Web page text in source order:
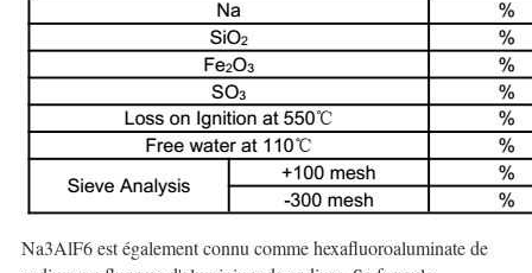
Na3AlF6 est également connu comme hexafluoroaluminate de